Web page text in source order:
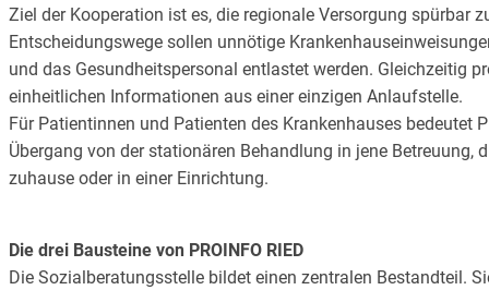
Ziel der Kooperation ist es, die regionale Versorgung spürbar
Entscheidungswege sollen unnötige
und das Gesundheitspersonal entlastet werden. Gleichzeitig
einheitlichen Informationen aus einer einzigen Anlaufstelle.
Für Patientinnen und Patienten des Krankenhauses bedeutet
Übergang von der stationären Behandlung in jene Betreuung,
zuhause oder in einer Einrichtung.
Die drei Bausteine von PROINFO RIED
Die Sozialberatungsstelle bildet einen zentralen Bestandteil.